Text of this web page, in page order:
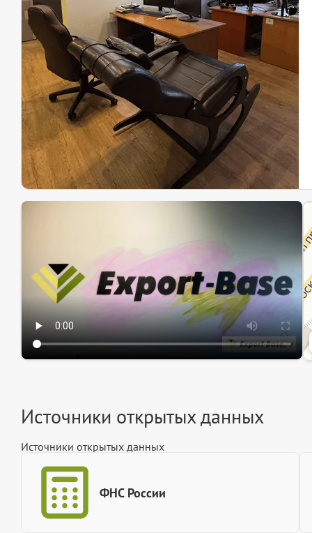
Источники открытых данных
Источники открытых данных
ФНС России